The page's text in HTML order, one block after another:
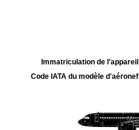
Immatriculation de
Code IATA du modèle